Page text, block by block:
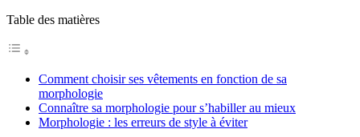
Table des matières
Comment choisir ses vêtements en fonction de sa
morphologie
Connaître sa morphologie pour s’habiller au mieux
Morphologie : les erreurs de style à éviter